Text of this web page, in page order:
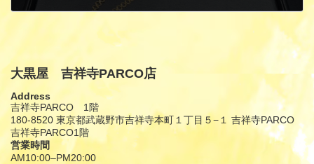
大黒屋 吉祥寺PARCO店
Address
吉祥寺PARCO 1階
180-8520 東京都武蔵野市吉祥寺本町１丁目５−１ 吉祥寺PARCO
吉祥寺PARCO1階
営業時間
AM10:00–PM20:00